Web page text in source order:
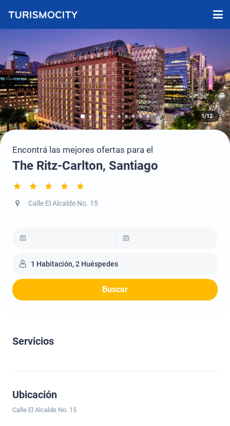
1/12
Encontrá las mejores ofertas para el
The Ritz-Carlton, Santiago
Calle El Alcalde No. 15
1 Habitación, 2 Huéspedes
Buscar
Servicios
Ubicación
Calle El Alcalde No. 15